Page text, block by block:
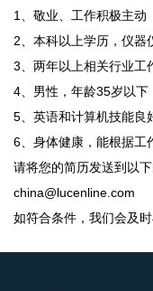
1、敬业、工作积极主动
2、本科以上学历，仪器
3、两年以上相关行业工
4、男性，年龄35岁以下
5、英语和计算机技能良
6、身体健康，能根据工
请将您的简历发送到以下
china@lucenline.com
如符合条件，我们会及